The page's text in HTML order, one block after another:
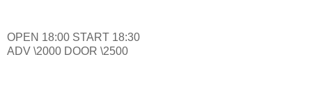
OPEN 18:00 START 18:30
ADV \2000 DOOR \2500